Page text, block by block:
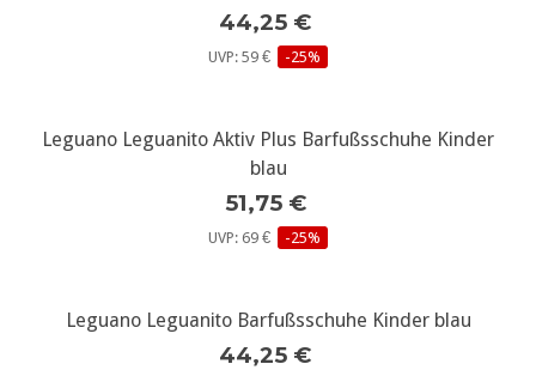
44,25 €
UVP: 59 € -25%
Leguano Leguanito Aktiv Plus Barfußsschuhe Kinder
blau
51,75 €
UVP: 69 € -25%
Leguano Leguanito Barfußsschuhe Kinder blau
44,25 €